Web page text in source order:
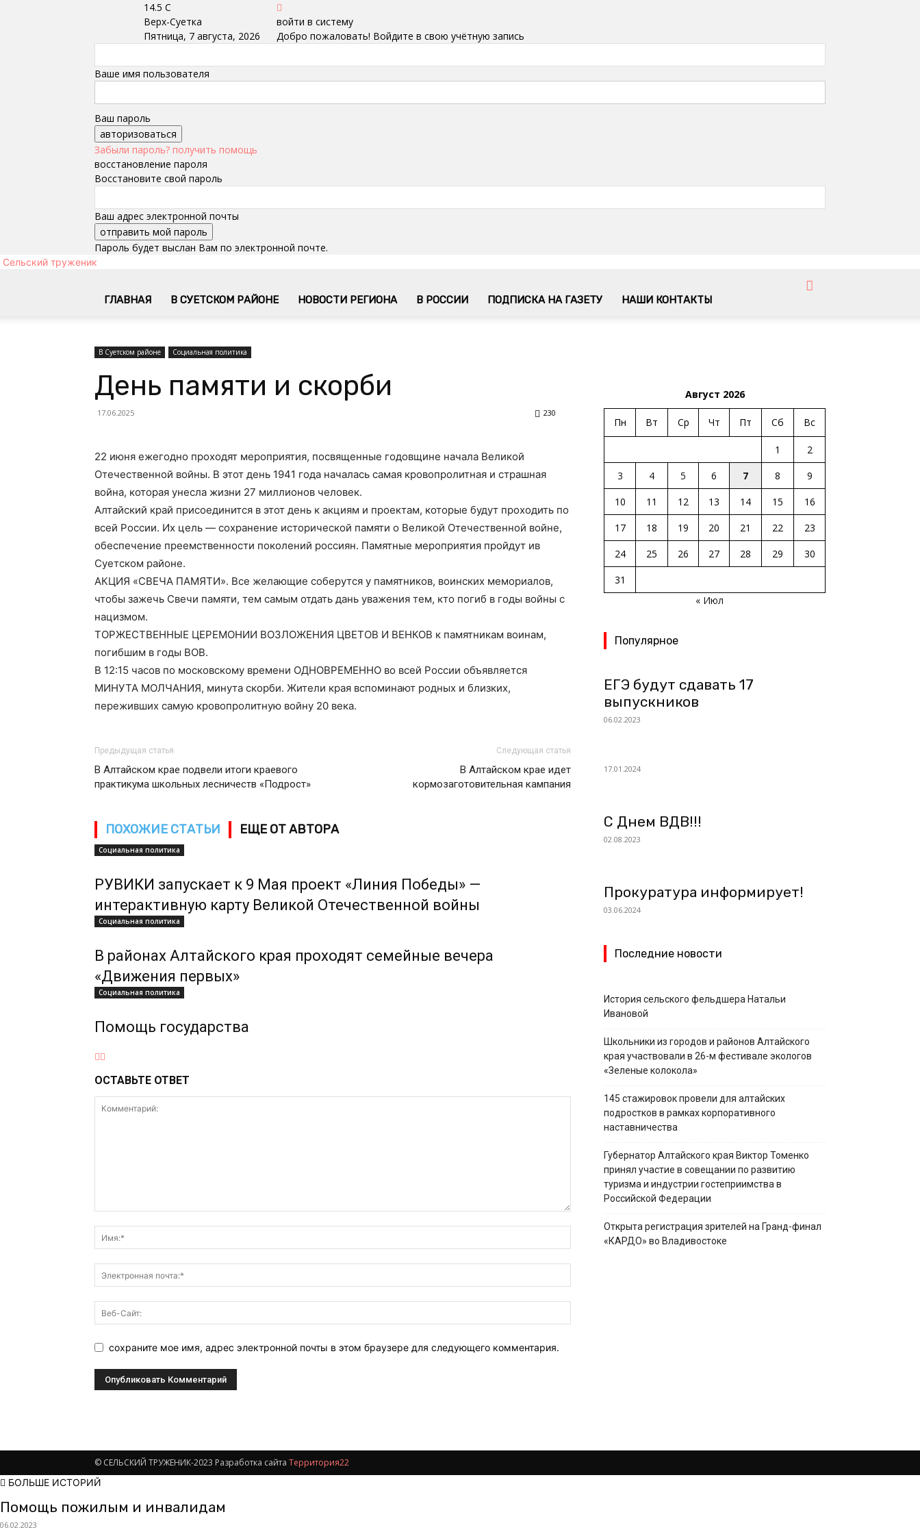
14.5 C
Верх-Суетка
Пятница, 7 августа, 2026
войти в систему
Добро пожаловать! Войдите в свою учётную запись
Ваше имя пользователя
Ваш пароль
Забыли пароль? получить помощь
восстановление пароля
Восстановите свой пароль
Ваш адрес электронной почты
Пароль будет выслан Вам по электронной почте.
Сельский труженик
ГЛАВНАЯ В СУЕТСКОМ РАЙОНЕ НОВОСТИ РЕГИОНА В РОССИИ ПОДПИСКА НА ГАЗЕТУ НАШИ КОНТАКТЫ
В Суетском районе Социальная политика
День памяти и скорби
17.06.2025 230
22 июня ежегодно проходят мероприятия, посвященные годовщине начала Великой
Отечественной войны. В этот день 1941 года началась самая кровопролитная и страшная
война, которая унесла жизни 27 миллионов человек.
Алтайский край присоединится в этот день к акциям и проектам, которые будут проходить по
всей России. Их цель — сохранение исторической памяти о Великой Отечественной войне,
обеспечение преемственности поколений россиян. Памятные мероприятия пройдут ив
Суетском районе.
АКЦИЯ «СВЕЧА ПАМЯТИ». Все желающие соберутся у памятников, воинских мемориалов,
чтобы зажечь Свечи памяти, тем самым отдать дань уважения тем, кто погиб в годы войны с
нацизмом.
ТОРЖЕСТВЕННЫЕ ЦЕРЕМОНИИ ВОЗЛОЖЕНИЯ ЦВЕТОВ И ВЕНКОВ к памятникам воинам,
погибшим в годы ВОВ.
В 12:15 часов по московскому времени ОДНОВРЕМЕННО во всей России объявляется
МИНУТА МОЛЧАНИЯ, минута скорби. Жители края вспоминают родных и близких,
переживших самую кровопролитную войну 20 века.
Предыдущая статья
В Алтайском крае подвели итоги краевого
практикума школьных лесничеств «Подрост»
Следующая статья
В Алтайском крае идет
кормозаготовительная кампания
ПОХОЖИЕ СТАТЬИ ЕЩЕ ОТ АВТОРА
Социальная политика
РУВИКИ запускает к 9 Мая проект «Линия Победы» —
интерактивную карту Великой Отечественной войны
Социальная политика
В районах Алтайского края проходят семейные вечера
«Движения первых»
Социальная политика
Помощь государства
ОСТАВЬТЕ ОТВЕТ
сохраните мое имя, адрес электронной почты в этом браузере для следующего комментария.
Август 2026
Пн Вт Ср Чт Пт Сб Вс
1
2
3
4 5 6 7 8
9
10
11 12 13 14 15
16
17
18 19 20 21 22
23
24
25 26 27 28 29
30
31
« Июл
Популярное
ЕГЭ будут сдавать 17
выпускников
06.02.2023
17.01.2024
С Днем ВДВ!!!
02.08.2023
Прокуратура информирует!
03.06.2024
Последние новости
История сельского фельдшера Натальи
Ивановой
Школьники из городов и районов Алтайского
края участвовали в 26-м фестивале экологов
«Зеленые колокола»
145 стажировок провели для алтайских
подростков в рамках корпоративного
наставничества
Губернатор Алтайского края Виктор Томенко
принял участие в совещании по развитию
туризма и индустрии гостеприимства в
Российской Федерации
Открыта регистрация зрителей на Гранд-финал
«КАРДО» во Владивостоке
© СЕЛЬСКИЙ ТРУЖЕНИК-2023 Разработка сайта Территория22
БОЛЬШЕ ИСТОРИЙ
Помощь пожилым и инвалидам
06.02.2023